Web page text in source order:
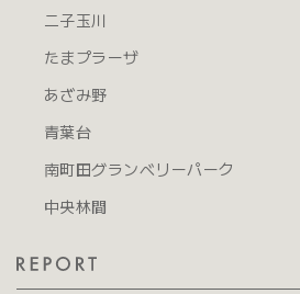
二子玉川
たまプラーザ
あざみ野
青葉台
南町田グランベリーパーク
中央林間